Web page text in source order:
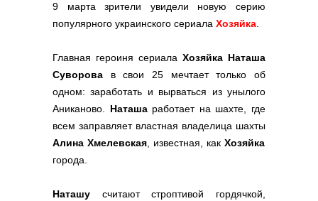
9 марта зрители увидели новую серию
популярного украинского сериала Хозяйка
Главная героиня сериала Хозяйка Наташа
Суворова в свои 25 мечтает только об
одном: заработать и вырваться из унылого
Аниканово. Наташа работает на шахте, где
всем заправляет властная владелица шахты
Алина Хмелевская , известная, как Хозяйка
города.
Наташу считают строптивой гордячкой,